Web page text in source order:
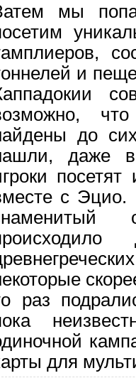
мы
и
до
даже
с
раз
для